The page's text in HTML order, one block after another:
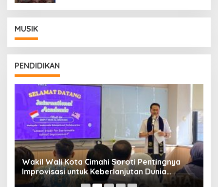
MUSIK
PENDIDIKAN
Wakil Wali Kota Cimahi Soroti Pentingnya
Improvisasi untuk Keberlanjutan Dunia
Pendidikan